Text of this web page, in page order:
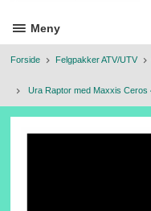
Meny
Forside Felgpakker ATV/UTV
Ura Raptor med Maxxis Ceros